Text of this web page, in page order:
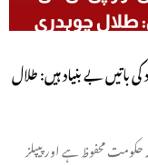
باتیں بے بنیاد ہیں: طلال
محفوظ ہے اور پیپلز